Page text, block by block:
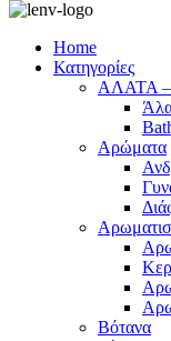
Home
Κατηγορίες
ΑΛΑΤΑ
Αρώματα
Βότανα